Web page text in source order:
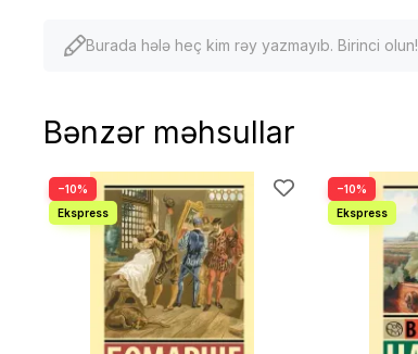
Burada hələ heç kim rəy yazmayıb. Birinci olun!
Bənzər məhsullar
−10% −10%